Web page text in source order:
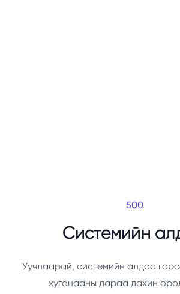
500
Системийн
Уучлаарай, системийн алдаа
хугацааны дараа дахин